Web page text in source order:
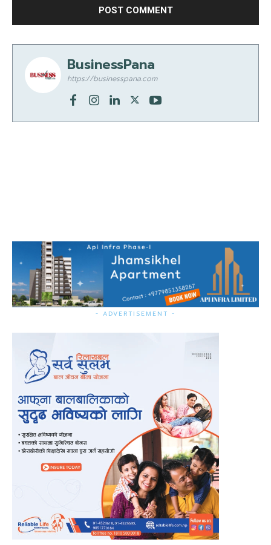
BusinessPana
https://businesspana.com
- ADVERTISEMENT -